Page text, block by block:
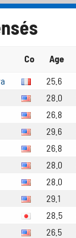
Co Age
25.6
28.0
26.8
29.6
26.8
28.0
28.0
29.1
28.5
26.5